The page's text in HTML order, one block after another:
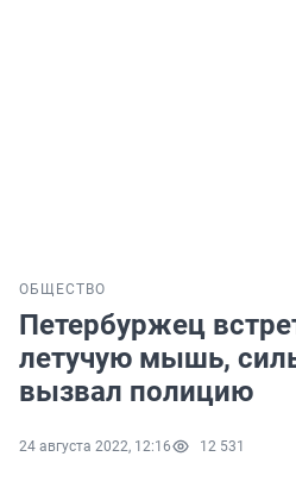
ОБЩЕСТВО
Петербуржец
летучую мышь,
вызвал полицию
24 августа 2022, 12:16 12 531